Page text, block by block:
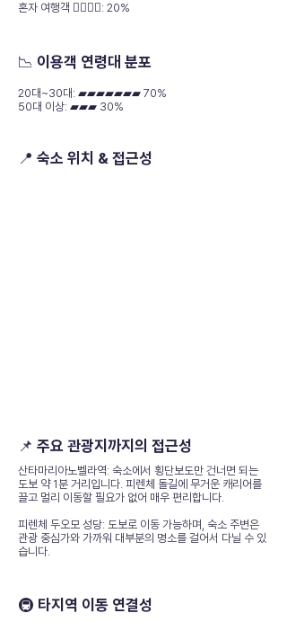
혼자 여행객 🚶‍♀️🚶‍♂️: 20%
📉 이용객 연령대 분포
20대~30대: ▰▰▰▰▰▰▰ 70%
50대 이상: ▰▰▰ 30%
📍 숙소 위치 & 접근성
📌 주요 관광지까지의 접근성
산타마리아노벨라역: 숙소에서 횡단보도만 건너면 되는
도보 약 1분 거리입니다. 피렌체 돌길에 무거운 캐리어를
끌고 멀리 이동할 필요가 없어 매우 편리합니다.
피렌체 두오모 성당: 도보로 이동 가능하며, 숙소 주변은
관광 중심가와 가까워 대부분의 명소를 걸어서 다닐 수 있
습니다.
🚇 타지역 이동 연결성